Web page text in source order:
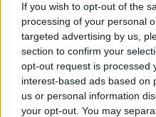
If you wish to opt-out of the
processing of your personal
targeted advertising by us,
section to confirm your
opt-out request is processed
interest-based ads based on
us or personal information
your opt-out. You may
CONSTANT. Si ritorna a
clivense. L'agente del
confermato le voci
per il ragazzo. L'ultima
infatti preso da una tra
all'altra nell'ambito di
Galliani e Preziosi